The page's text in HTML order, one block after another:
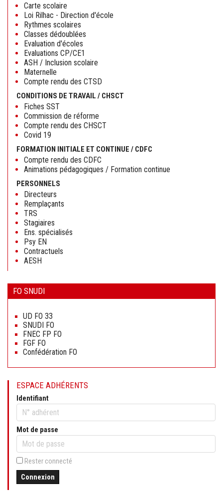
Carte scolaire
Loi Rilhac - Direction d'école
Rythmes scolaires
Classes dédoublées
Evaluation d'écoles
Evaluations CP/CE1
ASH / Inclusion scolaire
Maternelle
Compte rendu des CTSD
CONDITIONS DE TRAVAIL / CHSCT
Fiches SST
Commission de réforme
Compte rendu des CHSCT
Covid 19
FORMATION INITIALE ET CONTINUE / CDFC
Compte rendu des CDFC
Animations pédagogiques / Formation continue
PERSONNELS
Directeurs
Remplaçants
TRS
Stagiaires
Ens. spécialisés
Psy EN
Contractuels
AESH
FO SNUDI
contenu
UD FO 33
SNUDI FO
FNEC FP FO
FGF FO
Confédération FO
ESPACE ADHÉRENTS
Identifiant
Mot de passe
Rester connecté
Connexion